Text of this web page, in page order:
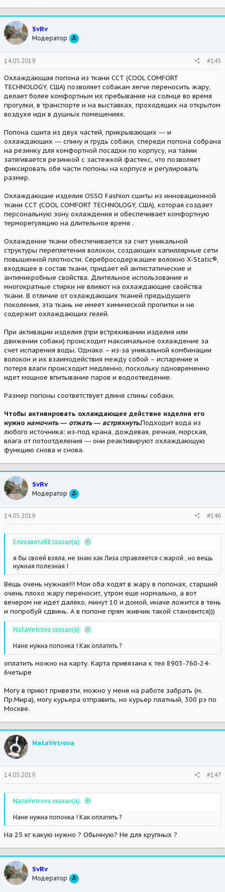
SvRv
Модератор
14.05.2019 #145
Охлаждающая попона из ткани ССТ (COOL COMFORT
TECHNOLOGY, США) позволяет собакам легче переносить жару,
делает более комфортным их пребывание на солнце во время
прогулки, в транспорте и на выставках, проходящих на открытом
воздухе иди в душных помещениях.
Попона сшита из двух частей, прикрывающих ― и
охлаждающих ― спину и грудь собаки, спереди попона собрана
на резинку для комфортной посадки по корпусу, на талии
затягивается резинкой с застежкой фастекс, что позволяет
фиксировать обе части попоны на корпусе и регулировать
размер.
Охлаждающие изделия OSSO Fashion сшиты из инновационной
ткани ССТ (COOL COMFORT TECHNOLOGY, США), которая создает
персональную зону охлаждения и обеспечивает комфортную
терморегуляцию на длительное время .
Охлаждение ткани обеспечивается за счет уникальной
структуры переплетения волокон, создающих капиллярные сети
повышенной плотности. Серебросодержащее волокно X-Static®,
входящее в состав ткани, придает ей антистатические и
антимикробные свойства. Длительное использование и
многократные стирки не влияют на охлаждающие свойства
ткани. В отличие от охлаждающих тканей предыдущего
поколения, эта ткань не имеет химической пропитки и не
содержит охлаждающих гелей.
При активации изделия (при встряхивании изделия или
движении собаки) происходит максимальное охлаждение за
счет испарения воды. Однако – из-за уникальной комбинации
волокон и их взаимодействия между собой – испарение и
потеря влаги происходит медленно, поскольку одновременно
идет мощное впитывание паров и водоотведение.
Размер попоны соответствует длине спины собаки.
Чтобы активировать охлаждающее действие изделия его
нужно намочить ― отжать ― встряхнуть.Подходит вода из
любого источника: из-под крана, дождевая, речная, морская,
влага от потоотделения ― они реактивируют охлаждающую
функцию снова и снова.
SvRv
Модератор
14.05.2019 #146
Елизавета88 сказал(а):
я бы своей взяла, не знаю как Лиза справляется с жарой , но вещь
нужная полезная !
Вещь очень нужная!!! Мои оба ходят в жару в попонах, старший
очень плохо жару переносит, утром еще нормально, а вот
вечером не идет далеко, минут 10 и домой, иначе ложится в тень
и попробуй сдвинь. А в попоне прям живчик такой становится)))
NataVetrova сказал(а):
Нане нужна попонка ! Как оплатить ?
оплатить можно на карту. Карта привязана к тел 8903-760-24-
6четыре
Могу в приют привезти, можно у меня на работе забрать (м.
Пр.Мира), могу курьера отправить, но курьер платный, 300 рэ по
Москве.
NataVetrova
14.05.2019 #147
NataVetrova сказал(а):
Нане нужна попонка ! Как оплатить ?
На 25 кг какую нужно ? Обычную? Не для крупных ?
SvRv
Модератор